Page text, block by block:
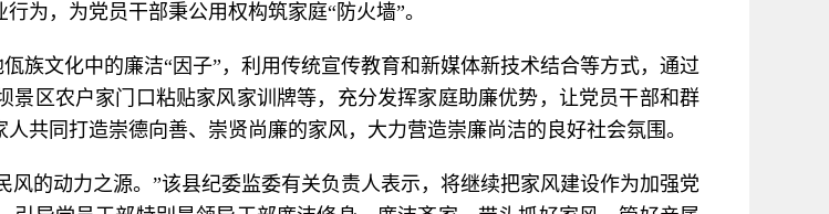
为，为党员干部秉公用权构筑家庭“防火墙”。
族文化中的廉洁“因子”，利用传统宣传教育和新媒体新技术结合等方式，通过
区农户家门口粘贴家风家训牌等，充分发挥家庭助廉优势，让党员干部和群
共同打造崇德向善、崇贤尚廉的家风，大力营造崇廉尚洁的良好社会氛围。
的动力之源。”该县纪委监委有关负责人表示，将继续把家风建设作为加强党